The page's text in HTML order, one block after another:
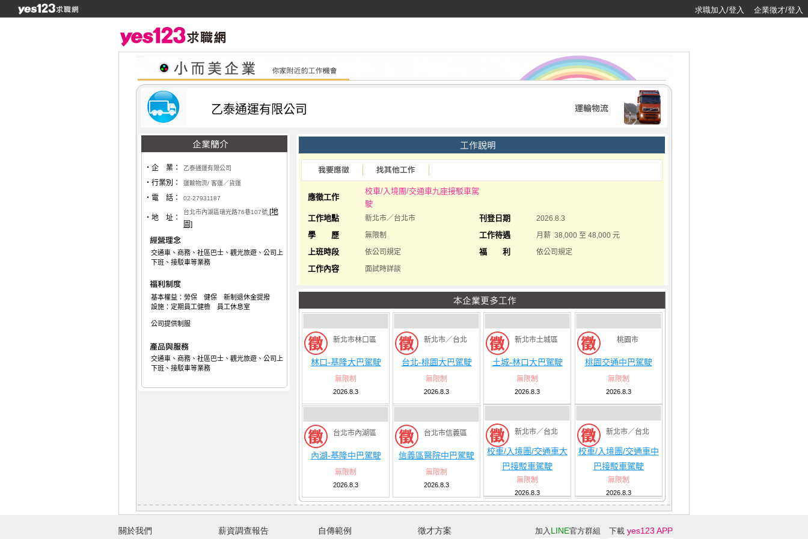
求職加入/登入 企業徵才/登入
乙泰通運有限公司
‧企 業： 乙泰通運有限公司
‧行業別： 運輸物流/ 客運／貨運
‧電 話： 02-27931187
‧地 址：
台北市內湖區瑞光路76巷107號 [地
圖]
交通車、商務、社區巴士、觀光旅遊、公司上
下班、接駁車等業務
基本權益：勞保 健保 新制退休金提撥
設施：定期員工健檢 員工休息室
公司提供制服
交通車、商務、社區巴士、觀光旅遊、公司上
下班、接駁車等業務
應徵工作
校車/入境團/交通車九座接駁車駕
駛
工作地點
新北市／台北市 刊登日期 2026.8.3
學 歷 無限制 工作待遇 月薪 38,000 至 48,000 元
上班時段 依公司規定 福 利 依公司規定
工作內容 面試時詳談
新北市林口區
林口-基隆大巴駕駛
無限制
2026.8.3
新北市／台北
台北-桃園大巴駕駛
無限制
2026.8.3
新北市土城區
土城-林口大巴駕駛
無限制
2026.8.3
桃園市
桃園交通中巴駕駛
無限制
2026.8.3
台北市內湖區
內湖-基隆中巴駕駛
無限制
2026.8.3
台北市信義區
信義區醫院中巴駕駛
無限制
2026.8.3
新北市／台北
校車/入境團/交通車大
巴接駁車駕駛
無限制
2026.8.3
新北市／台北
校車/入境團/交通車中
巴接駁車駕駛
無限制
2026.8.3
關於我們 薪資調查報告 自傳範例 徵才方案 加入 LINE官方群組 下載 yes123 APP